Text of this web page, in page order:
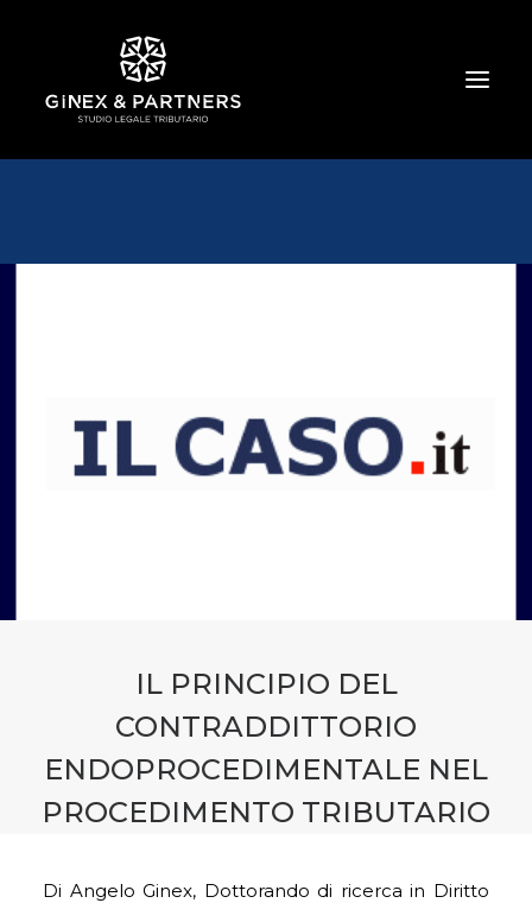
CHI SIAMO
COMMERCIO INTERNAZIONALE
BANCARIO E FINANZIARIO
IL PRINCIPIO DEL
CONTRADDITTORIO
ENDOPROCEDIMENTALE NEL
PROCEDIMENTO TRIBUTARIO
Di Angelo Ginex, Dottorando di ricerca in Diritto